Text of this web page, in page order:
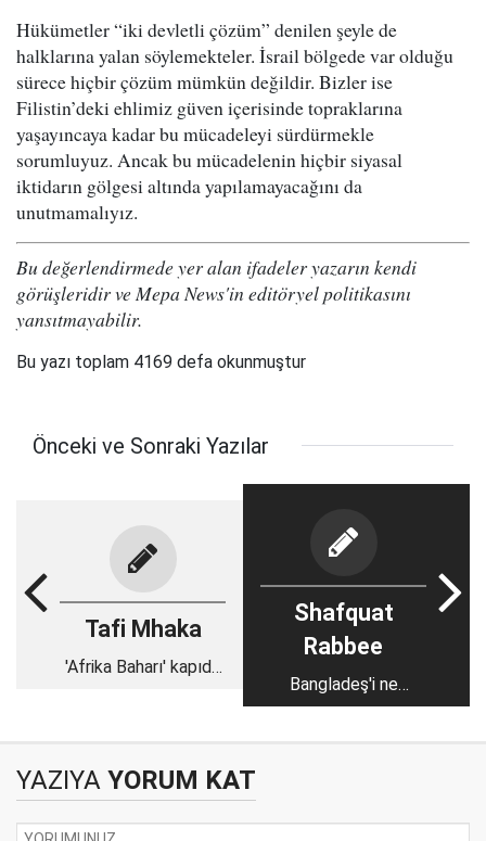
Hükümetler “iki devletli çözüm” denilen şeyle de
halklarına yalan söylemekteler. İsrail bölgede var olduğu
sürece hiçbir çözüm mümkün değildir. Bizler ise
Filistin’deki ehlimiz güven içerisinde topraklarına
yaşayıncaya kadar bu mücadeleyi sürdürmekle
sorumluyuz. Ancak bu mücadelenin hiçbir siyasal
iktidarın gölgesi altında yapılamayacağını da
unutmamalıyız.
Bu değerlendirmede yer alan ifadeler yazarın kendi
görüşleridir ve Mepa News'in editöryel politikasını
yansıtmayabilir.
Bu yazı toplam 4169 defa okunmuştur
Önceki ve Sonraki Yazılar
Tafi Mhaka
'Afrika Baharı' kapıda
Shafquat
Rabbee
Bangladeş'i ne
bekliyor?
YAZIYA YORUM KAT